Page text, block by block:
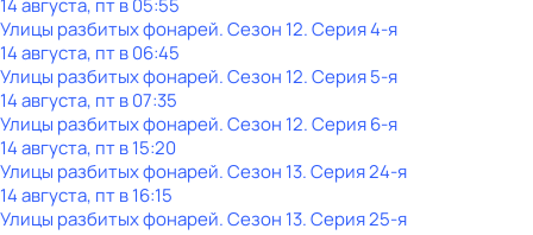
14 августа, пт в 05:55
Улицы разбитых фонарей. Сезон 12. Серия 4-я
14 августа, пт в 06:45
Улицы разбитых фонарей. Сезон 12. Серия 5-я
14 августа, пт в 07:35
Улицы разбитых фонарей. Сезон 12. Серия 6-я
14 августа, пт в 15:20
Улицы разбитых фонарей. Сезон 13. Серия 24-я
14 августа, пт в 16:15
Улицы разбитых фонарей. Сезон 13. Серия 25-я